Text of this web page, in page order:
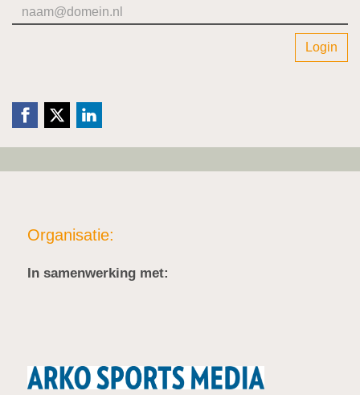
Login
Organisatie:
In samenwerking met: